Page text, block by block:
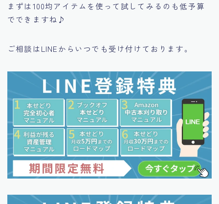
まずは100均アイテムを使って試してみるのも低予算
でできますね♪
ご相談はLINEからいつでも受け付けております。